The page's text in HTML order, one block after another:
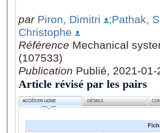
par Piron, Dimitri ;Pathak,
Christophe
Référence Mechanical
(107533)
Publication Publié, 2021-01-
Article révisé par les pairs
ACCÈS EN LIGNE DÉTAILS